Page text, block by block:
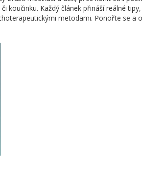
koučinku. Každý článek přináší reálné
metodami. Ponořte se a